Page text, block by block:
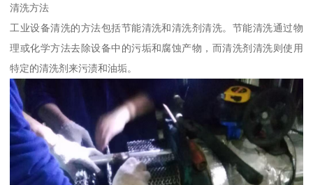
清洗方法
工业设备清洗的方法包括节能清洗和清洗剂清洗。节能清洗通过物
理或化学方法去除设备中的污垢和腐蚀产物，而清洗剂清洗则使用
特定的清洗剂来污渍和油垢。